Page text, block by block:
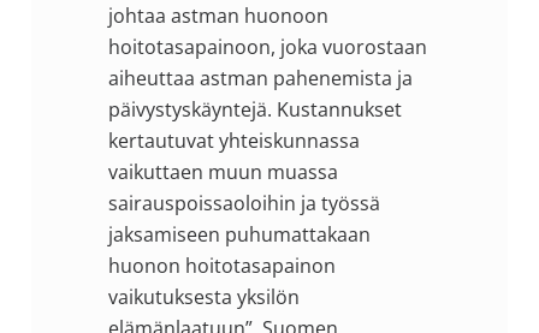
johtaa astman huonoon
hoitotasapainoon, joka vuorostaan
aiheuttaa astman pahenemista ja
päivystyskäyntejä. Kustannukset
kertautuvat yhteiskunnassa
vaikuttaen muun muassa
sairauspoissaoloihin ja työssä
jaksamiseen puhumattakaan
huonon hoitotasapainon
vaikutuksesta yksilön